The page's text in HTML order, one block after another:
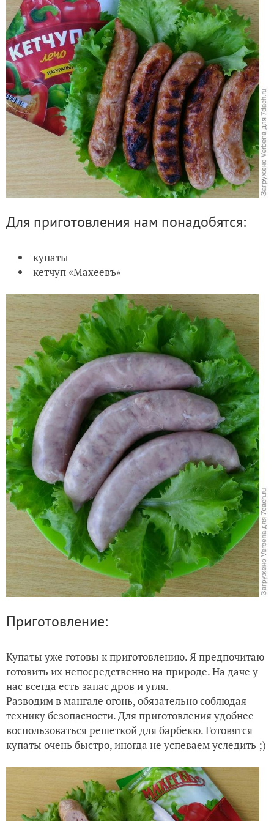
Для приготовления нам понадобятся:
купаты
кетчуп «Махеевъ»
Приготовление:
Купаты уже готовы к приготовлению. Я предпочитаю
готовить их непосредственно на природе. На даче у
нас всегда есть запас дров и угля.
Разводим в мангале огонь, обязательно соблюдая
технику безопасности. Для приготовления удобнее
воспользоваться решеткой для барбекю. Готовятся
купаты очень быстро, иногда не успеваем уследить ;)